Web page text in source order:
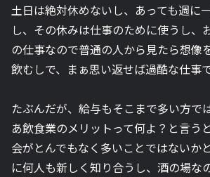
土日は絶対休めないし、あっても週に
し、その休みは仕事のために使うし、
の仕事なので普通の人から見たら想像
飲むしで、まぁ思い返せば過酷な仕事
たぶんだが、給与もそこまで多い方で
あ飲食業のメリットって何よ？と言う
会がとんでもなく多いことではないか
に何人も新しく知り合うし、酒の場な